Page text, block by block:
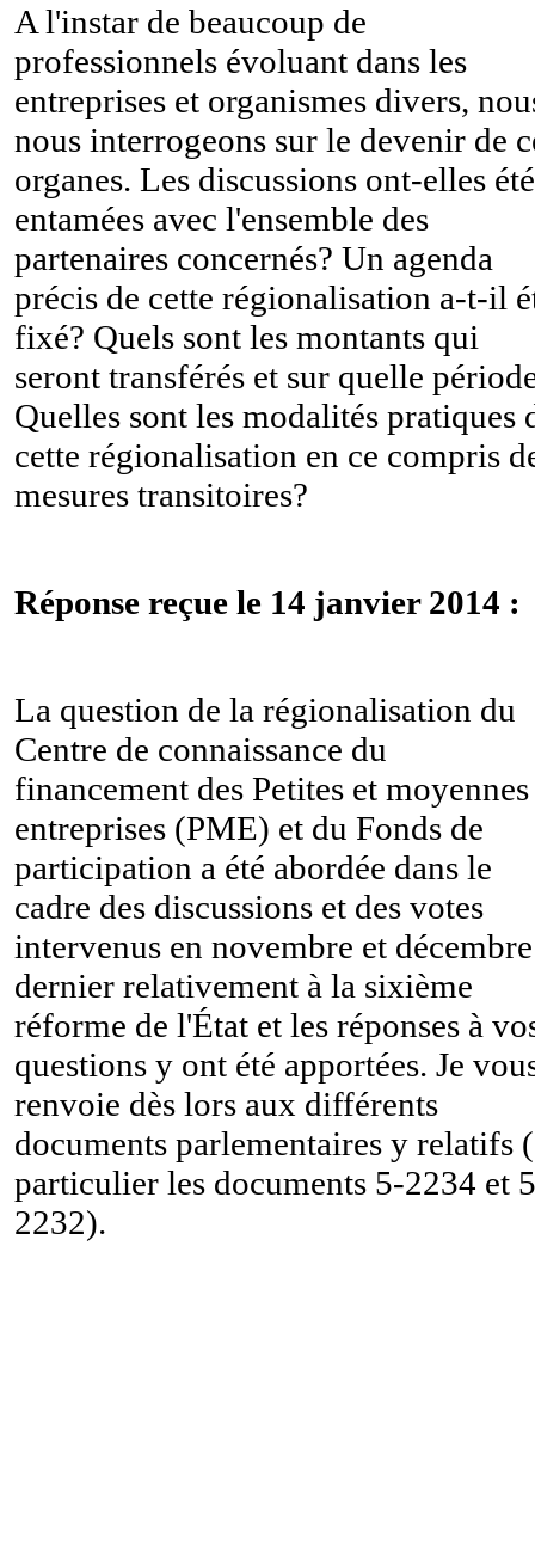
A l'instar de beaucoup de
professionnels évoluant dans les
entreprises et organismes divers,
nous interrogeons sur le devenir de
organes. Les discussions ont-elles été
entamées avec l'ensemble des
partenaires concernés? Un agenda
précis de cette régionalisation a-t-il
fixé? Quels sont les montants qui
seront transférés et sur quelle
Quelles sont les modalités pratiques
cette régionalisation en ce compris
mesures transitoires?
Réponse reçue le 14 janvier 2014 :
La question de la régionalisation du
Centre de connaissance du
financement des Petites et moyennes
entreprises (PME) et du Fonds de
participation a été abordée dans le
cadre des discussions et des votes
intervenus en novembre et décembre
dernier relativement à la sixième
réforme de l'État et les réponses à
questions y ont été apportées. Je
renvoie dès lors aux différents
documents parlementaires y relatifs
particulier les documents 5-2234 et
2232).